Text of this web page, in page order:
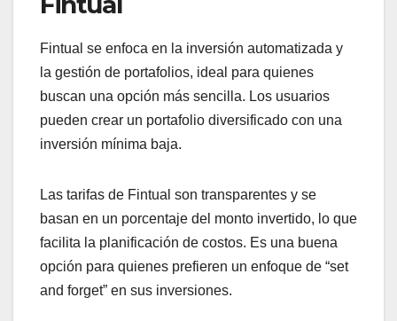
Fintual se enfoca en la inversión automatizada y
la gestión de portafolios, ideal para quienes
buscan una opción más sencilla. Los usuarios
pueden crear un portafolio diversificado con una
inversión mínima baja.
Las tarifas de Fintual son transparentes y se
basan en un porcentaje del monto invertido, lo que
facilita la planificación de costos. Es una buena
opción para quienes prefieren un enfoque de “set
and forget” en sus inversiones.